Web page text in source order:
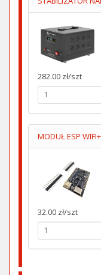
282.00 zł/szt
MODUŁ ESP
32.00 zł/szt